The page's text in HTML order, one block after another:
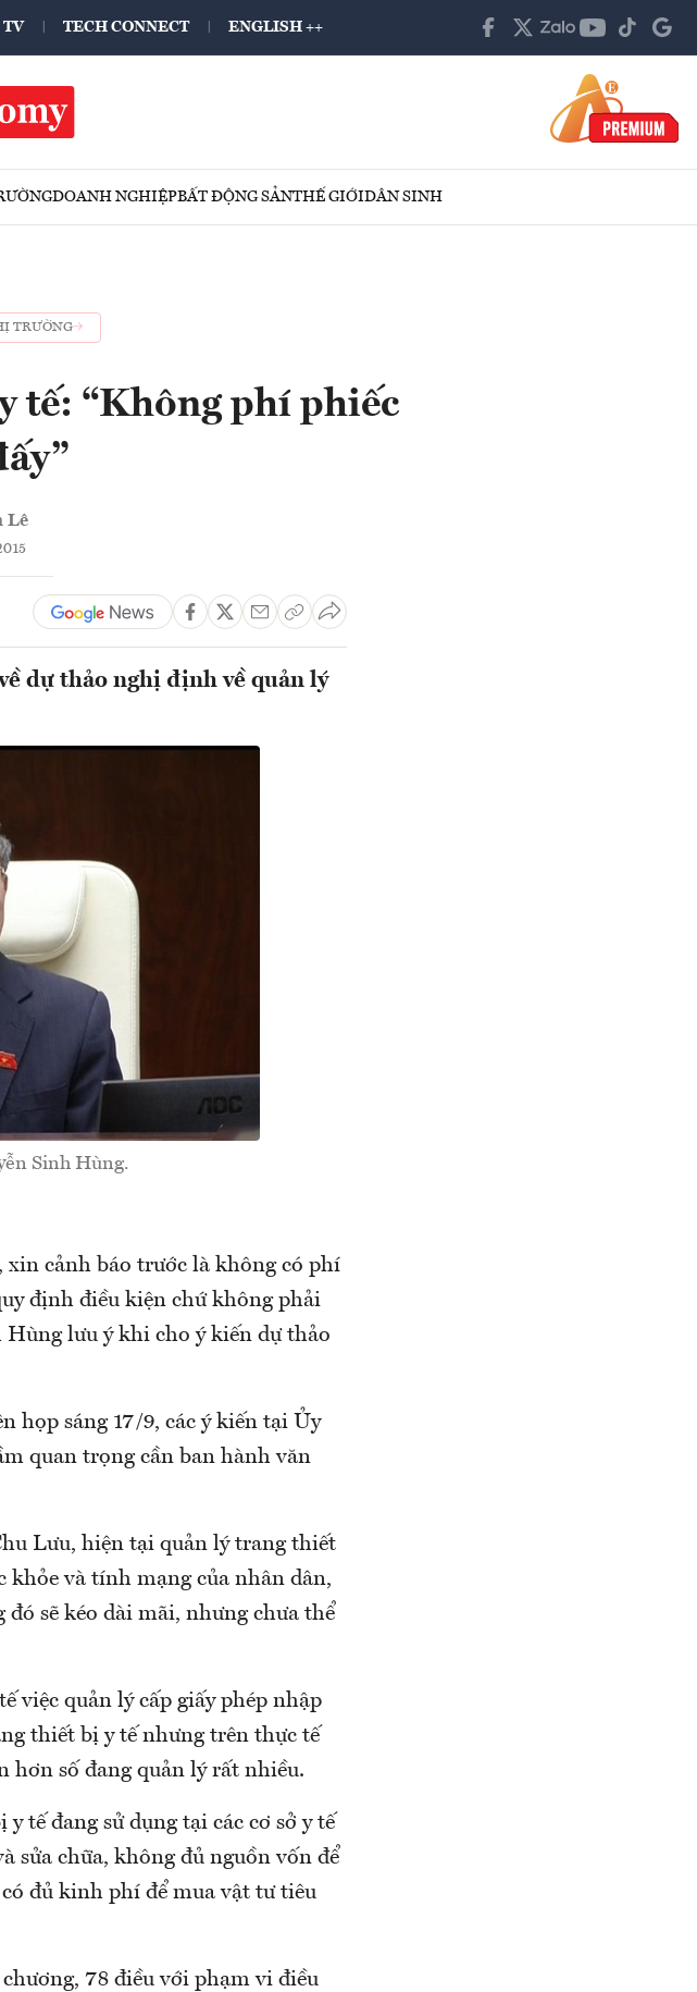
TV TECH CONNECT ENGLISH ++
DOANH NGHIỆPBẤT ĐỘNG SẢNTHẾ GIỚIDÂN SINH
TRƯỜNG
tế: “Không phí phiếc
Lê
dự thảo nghị định về quản lý
Sinh Hùng.
cảnh báo trước là không có phí
định điều kiện chứ không phải
Hùng lưu ý khi cho ý kiến dự thảo
họp sáng 17/9, các ý kiến tại Ủy
quan trọng cần ban hành văn
Lưu, hiện tại quản lý trang thiết
khỏe và tính mạng của nhân dân,
sẽ kéo dài mãi, nhưng chưa thể
việc quản lý cấp giấy phép nhập
thiết bị y tế nhưng trên thực tế
số đang quản lý rất nhiều.
tế đang sử dụng tại các cơ sở y tế
sửa chữa, không đủ nguồn vốn để
đủ kinh phí để mua vật tư tiêu
78 điều với phạm vi điều